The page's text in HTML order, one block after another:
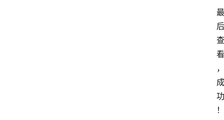
最
后
查
看
，
成
功
！